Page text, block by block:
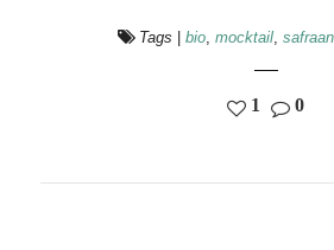
Tags bio, mocktail, safraan
1 0